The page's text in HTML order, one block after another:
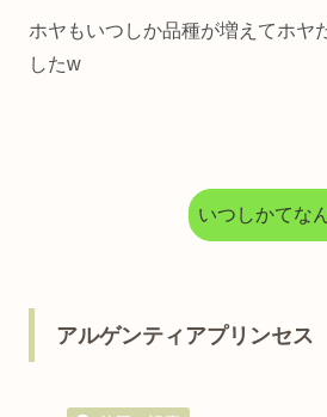
ホヤもいつしか品種が増えてホヤ
したw
いつしかてな
アルゲンティアプリンセス